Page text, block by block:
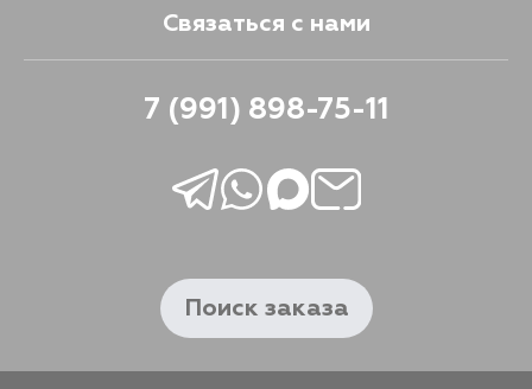
Связаться с нами
7 (991) 898-75-11
Поиск заказа